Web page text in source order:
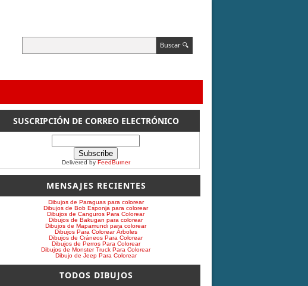
SUSCRIPCIÓN DE CORREO ELECTRÓNICO
Delivered by FeedBurner
MENSAJES RECIENTES
Dibujos de Paraguas para colorear
Dibujos de Bob Esponja para colorear
Dibujos de Canguros Para Colorear
Dibujos de Bakugan para colorear
Dibujos de Mapamundi para colorear
Dibujos Para Colorear Árboles
Dibujos de Cráneos Para Colorear
Dibujos de Perros Para Colorear
Dibujos de Monster Truck Para Colorear
Dibujo de Jeep Para Colorear
TODOS DIBUJOS